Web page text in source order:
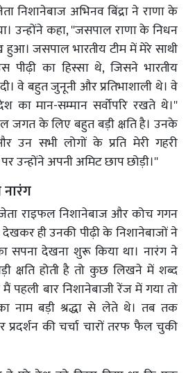
निशानेबाज अभिनव बिंद्रा ने राणा के
उन्होंने कहा, ''जसपाल राणा के निधन
जसपाल भारतीय टीम में मेरे साथी
का हिस्सा थे, जिसने भारतीय
वे बहुत जुनूनी और प्रतिभाशाली थे। वे
का मान-सम्मान सर्वोपरि रखते थे।''
जगत के लिए बहुत बड़ी क्षति है। उनके
और उन सभी लोगों के प्रति मेरी गहरी
उन्होंने अपनी अमिट छाप छोड़ी।''
राइफल निशानेबाज और कोच गगन
ही उनकी पीढ़ी के निशानेबाजों ने
देखना शुरू किया था। नारंग ने
क्षति होती है तो कुछ लिखने में शब्द
पहली बार निशानेबाजी रेंज में गया तो
नाम बड़ी श्रद्धा से लेते थे। तब तक
प्रदर्शन की चर्चा चारों तरफ फैल चुकी